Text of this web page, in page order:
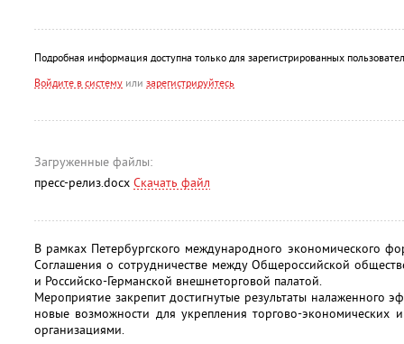
Подробная информация доступна только для зарегистрированных
Войдите в систему или зарегистрируйтесь
Загруженные файлы:
пресс-релиз.docx Скачать файл
В рамках Петербургского международного экономического
Соглашения о сотрудничестве между Общероссийской
и Российско-Германской внешнеторговой палатой.
Мероприятие закрепит достигнутые результаты налаженного
новые возможности для укрепления торгово-экономических
организациями.